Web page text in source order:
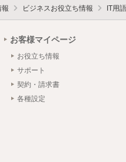
報 ビジネスお役立ち情報 IT用
お客様マイページ
お役立ち情報
サポート
契約・請求書
各種設定